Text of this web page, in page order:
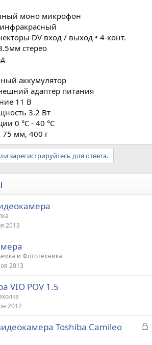
моно микрофон
DV вход / выход • 4-конт.
стерео
аккумулятор
адаптер питания
11 В
3.2 Вт
0 °C - 40 °C
75 мм, 400 г
зарегистрируйтесь для ответа.
2013
и Фототехника
2013
VIO POV 1.5
2012
З
Toshiba Camileo